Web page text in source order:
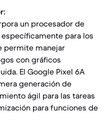
un procesador de
para los
permite manejar
con gráficos
El Google Pixel 6A
generación de
ágil para las tareas
para funciones de